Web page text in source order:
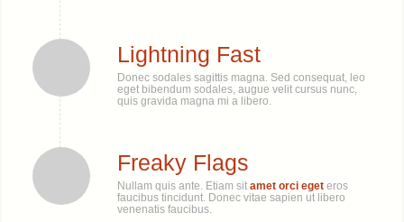
Lightning Fast
Donec sodales sagittis magna. Sed consequat, leo
eget bibendum sodales, augue velit cursus nunc,
quis gravida magna mi a libero.
Freaky Flags
Nullam quis ante. Etiam sit amet orci egeteros
faucibus tincidunt. Donec vitae sapien ut libero
venenatis faucibus.